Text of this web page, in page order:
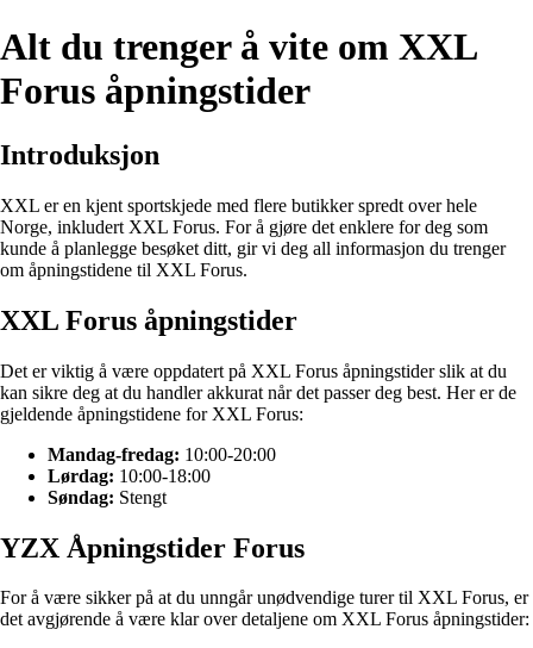
Alt du trenger å vite om XXL
Forus åpningstider
Introduksjon
XXL er en kjent sportskjede med flere butikker spredt over hele
Norge, inkludert XXL Forus. For å gjøre det enklere for deg som
kunde å planlegge besøket ditt, gir vi deg all informasjon du trenger
om åpningstidene til XXL Forus.
XXL Forus åpningstider
Det er viktig å være oppdatert på XXL Forus åpningstider slik at du
kan sikre deg at du handler akkurat når det passer deg best. Her er de
gjeldende åpningstidene for XXL Forus:
Mandag-fredag: 10:00-20:00
Lørdag: 10:00-18:00
Søndag: Stengt
YZX Åpningstider Forus
For å være sikker på at du unngår unødvendige turer til XXL Forus, er
det avgjørende å være klar over detaljene om XXL Forus åpningstider: